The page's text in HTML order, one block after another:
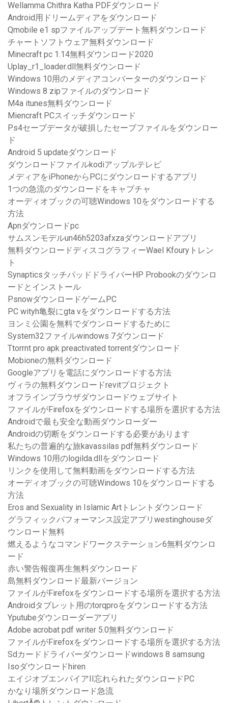
Wellamma Chithra Katha PDFダウンロード
Android用ドリームディアをダウンロード
Qmobile e1 spファイルアップデート無料ダウンロード
チャートソフトウェア無料ダウンロード
Minecraft pc 1.14無料ダウンロード2020
Uplay_r1_loader.dll無料ダウンロード
Windows 10用のメディアコンバーターのダウンロード
Windows 8 zipファイルのダウンロード
M4a itunes無料ダウンロード
Miencraft PCスイッチダウンロード
Ps4セーブデータが破損したセーブファイルをダウンロー
ド
Android 5 updateダウンロード
ダウンロードファイルkodiアップルテレビ
メディアをiPhoneからPCにダウンロードするアプリ
1つの急流のダウンロードをキャプチャ
オーディオブックの可聴Windows 10をダウンロードする
方法
Apnダウンロードpc
サムスンモデルun46h5203afxzaダウンロードアプリ
無料ダウンロードディスコグラフィーWael Kfouryトレン
ト
SynapticsタッチパッドドライバーHP Probookのダウンロ
ードとインストール
PsnowダウンロードゲームPC
PC wityh亀裂にgta vをダウンロードする方法
ヨンミ公園を無料でダウンロードするために
System32ファイルwindows 7ダウンロード
Ttorrnt pro apk preactivated torrentダウンロード
Mobioneの無料ダウンロード
Googleアプリを電話にダウンロードする方法
ヴィラの無料ダウンロードrevitプロジェクト
オフラインブラウザダウンロードウェブサイト
ファイルがFirefoxをダウンロードする場所を選択する方法
Androidで最も安全な動画ダウンローダー
Androidの切断をダウンロードする必要があります
私たちの普遍的な旅kavassilas pdf無料ダウンロード
Windows 10用のlogilda.dllをダウンロード
リンクを使用して無料動画をダウンロードする方法
オーディオブックの可聴Windows 10をダウンロードする
方法
Eros and Sexuality in Islamic Artトレントダウンロード
グラフィックパフォーマンス設定アプリwestinghouseダ
ウンロード無料
燃えるようなコマンドワークステーション6無料ダウンロ
ード
赤い警告報復再生無料ダウンロード
島無料ダウンロード最新バージョン
ファイルがFirefoxをダウンロードする場所を選択する方法
Androidタブレット用のtorqproをダウンロードする方法
Yputubeダウンローダーアプリ
Adobe acrobat pdf writer 5.0無料ダウンロード
ファイルがFirefoxをダウンロードする場所を選択する方法
Sdカードドライバーダウンロードwindows 8 samsung
Isoダウンロードhiren
エイジオブエンパイアII忘れられたダウンロードPC
かなり場所ダウンロード急流